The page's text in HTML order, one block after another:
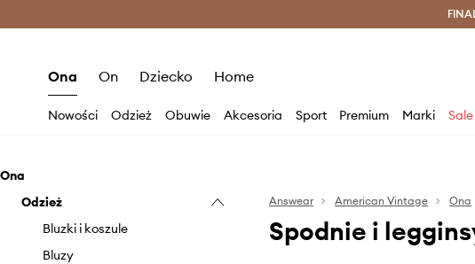
Oszczędzaj z
Ona On Dziecko Home
Nowości Odzież Obuwie Akcesoria Sport Premium Marki Sale
Ona
Odzież
Bluzki i koszule
Bluzy
Answear American Vintage Ona
Spodnie i